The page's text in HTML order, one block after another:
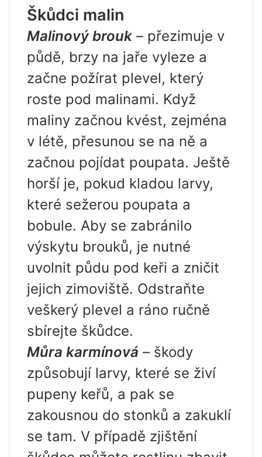
Škůdci malin
Malinový brouk – přezimuje v
půdě, brzy na jaře vyleze a
začne požírat plevel, který
roste pod malinami. Když
maliny začnou kvést, zejména
v létě, přesunou se na ně a
začnou pojídat poupata. Ještě
horší je, pokud kladou larvy,
které sežerou poupata a
bobule. Aby se zabránilo
výskytu brouků, je nutné
uvolnit půdu pod keři a zničit
jejich zimoviště. Odstraňte
veškerý plevel a ráno ručně
sbírejte škůdce.
Můra karmínová – škody
způsobují larvy, které se živí
pupeny keřů, a pak se
zakousnou do stonků a zakuklí
se tam. V případě zjištění